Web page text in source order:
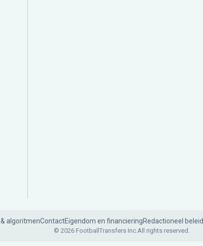
& algoritmenContactEigendom en financieringRedactioneel beleid
© 2026 FootballTransfers Inc.All rights reserved.